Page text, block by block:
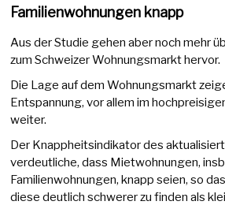
Familienwohnungen knapp
Aus der Studie gehen aber noch mehr
zum Schweizer Wohnungsmarkt hervor.
Die Lage auf dem Wohnungsmarkt
Entspannung, vor allem im
weiter.
Der Knappheitsindikator des
verdeutliche, dass Mietwohnungen,
Familienwohnungen, knapp seien, so
diese deutlich schwerer zu finden als